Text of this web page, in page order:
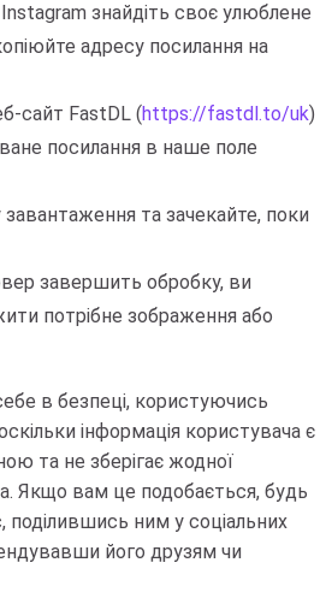
знайдіть своє улюблене
адресу посилання на
сайт FastDL (https://fastdl.to/uk)
посилання в наше поле
завантаження та зачекайте, поки
завершить обробку, ви
потрібне зображення або
в безпеці, користуючись
інформація користувача є
та не зберігає жодної
Якщо вам це подобається, будь
поділившись ним у соціальних
його друзям чи